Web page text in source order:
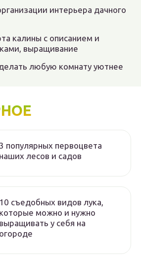
интерьера дачного
калины с описанием и
выращивание
любую комнату уютнее
3 популярных первоцвета
наших лесов и садов
10 съедобных видов лука,
которые можно и нужно
выращивать у себя на
огороде